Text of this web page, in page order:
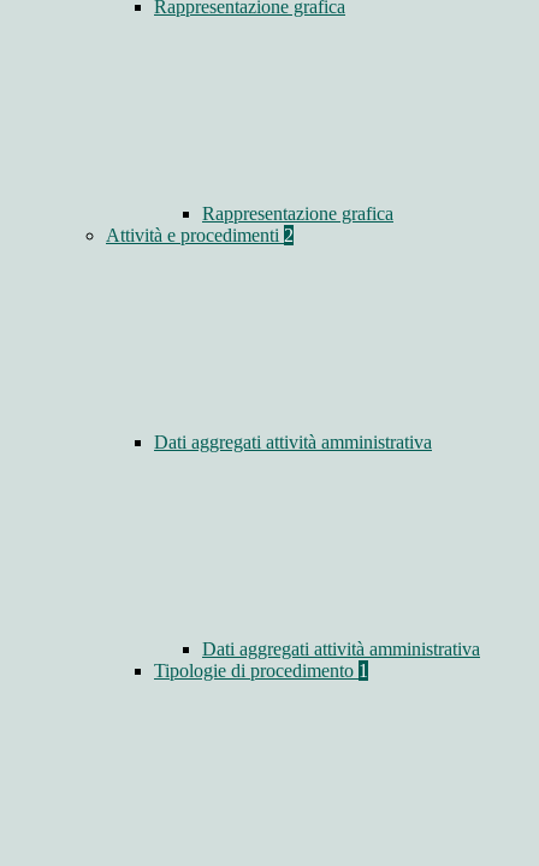
Rappresentazione grafica
Rappresentazione grafica
Attività e procedimenti 2
Dati aggregati attività amministrativa
Dati aggregati attività amministrativa
Tipologie di procedimento 1